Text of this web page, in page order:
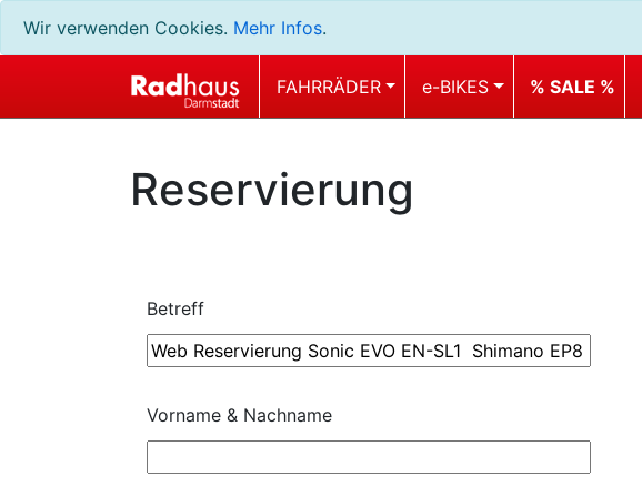
Wir verwenden Cookies. Mehr Infos.
FAHRRÄDER e-BIKES % SALE %
Reservierung
Betreff
Vorname & Nachname